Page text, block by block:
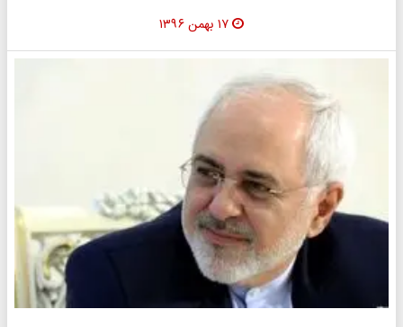
۱۷ بهمن ۱۳۹۶